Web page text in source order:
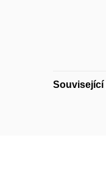
Související